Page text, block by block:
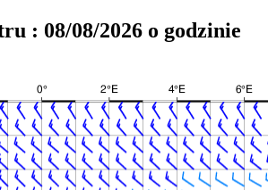
: 08/08/2026 o godzinie